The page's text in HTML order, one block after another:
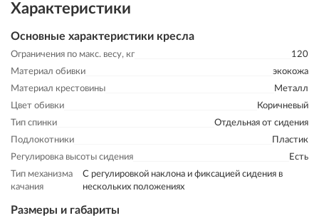
Характеристики
Основные характеристики кресла
Ограничения по макс. весу, кг
120
Материал обивки
экокожа
Материал крестовины
Металл
Цвет обивки
Коричневый
Тип спинки
Отдельная от сидения
Подлокотники
Пластик
Регулировка высоты сидения
Есть
Тип механизма
качания
С регулировкой наклона и фиксацией сидения в
нескольких положениях
Размеры и габариты